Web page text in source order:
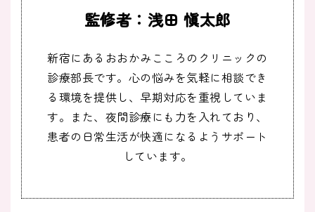
監修者：浅田 愼太郎
新宿にあるおおかみこころのクリニックの
診療部長です。心の悩みを気軽に相談でき
る環境を提供し、早期対応を重視していま
す。また、夜間診療にも力を入れており、
患者の日常生活が快適になるようサポート
しています。